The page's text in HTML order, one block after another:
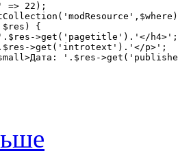
=> 22);
$res) {
>get('pagetitle').'</h4>';
>get('introtext').'</p>';
'.$res-